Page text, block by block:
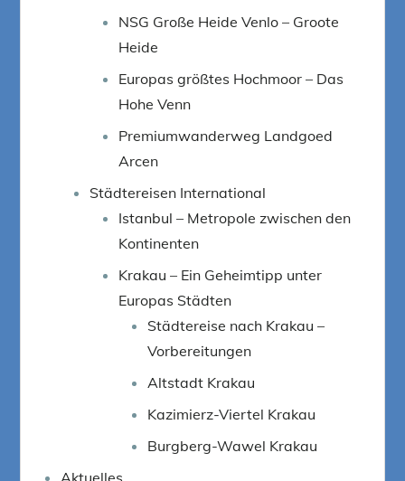
NSG Große Heide Venlo – Groote
Heide
Europas größtes Hochmoor – Das
Hohe Venn
Premiumwanderweg Landgoed
Arcen
Städtereisen International
Istanbul – Metropole zwischen den
Kontinenten
Krakau – Ein Geheimtipp unter
Europas Städten
Städtereise nach Krakau –
Vorbereitungen
Altstadt Krakau
Kazimierz-Viertel Krakau
Burgberg-Wawel Krakau
Aktuelles